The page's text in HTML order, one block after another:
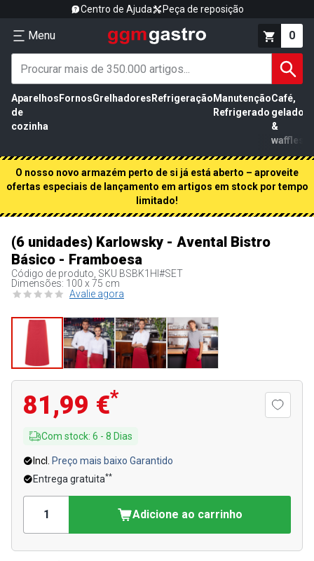
Centro de Ajuda Peça de reposição
Menu 0
Aparelhos
de
cozinha
FornosGrelhadores Refrigeração Manutenção
Refrigerado
Café,
gelados
&
waffles
O nosso novo armazém perto de si já está aberto – aproveite
ofertas especiais de lançamento em artigos em stock por tempo
limitado!
(6 unidades) Karlowsky - Avental Bistro
Básico - Framboesa
Código de produto, SKU BSBK1HI#SET
Dimensões: 100 x 75 cm
Avalie agora
81,99 €*
Com stock: 6 - 8 Dias
Incl.
Preço mais baixo Garantido
Entrega gratuita**
Adicione ao carrinho